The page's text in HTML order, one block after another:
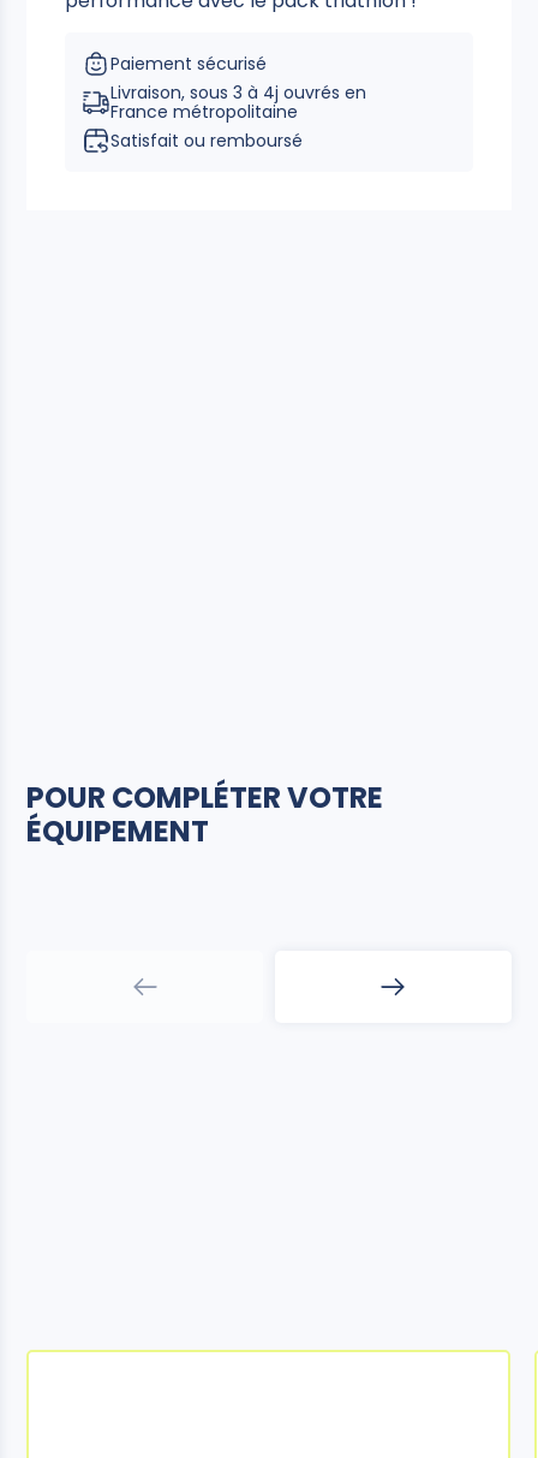
Paiement sécurisé
Livraison, sous 3 à 4j ouvrés en
France métropolitaine
Satisfait ou remboursé
POUR COMPLÉTER VOTRE
ÉQUIPEMENT